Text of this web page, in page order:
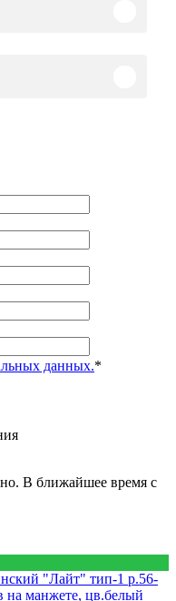
данных.*
В ближайшее время с